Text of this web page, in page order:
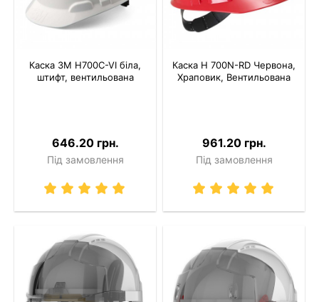
Каска 3M H700C-VI біла,
штифт, вентильована
646.20 грн.
Під замовлення
Каска H 700N-RD Червона,
Храповик, Вентильована
961.20 грн.
Під замовлення